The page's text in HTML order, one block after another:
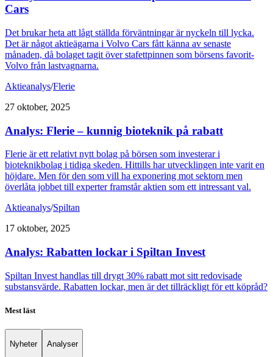
Cars
Det brukar heta att lågt ställda förväntningar är nyckeln till lycka.
Det är något aktieägarna i Volvo Cars fått känna av senaste
månaden, då bolaget tagit över stafettpinnen som börsens favorit-
Volvo från lastvagnarna.
Aktieanalys/Flerie
27 oktober, 2025
Analys: Flerie – kunnig bioteknik på rabatt
Flerie är ett relativt nytt bolag på börsen som investerar i
bioteknikbolag i tidiga skeden. Hittills har utvecklingen inte varit en
höjdare. Men för den som vill ha exponering mot sektorn men
överlåta jobbet till experter framstår aktien som ett intressant val.
Aktieanalys/Spiltan
17 oktober, 2025
Analys: Rabatten lockar i Spiltan Invest
Spiltan Invest handlas till drygt 30% rabatt mot sitt redovisade
substansvärde. Rabatten lockar, men är det tillräckligt för ett köpråd?
Mest läst
Nyheter Analyser